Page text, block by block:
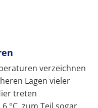
verzeichnen
Lagen vieler
treten